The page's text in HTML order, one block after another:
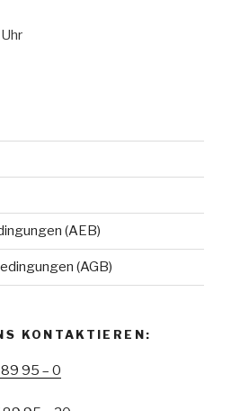
(AEB)
(AGB)
KONTAKTIEREN:
95 – 0